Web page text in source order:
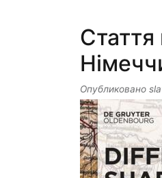
Стаття
Опубликовано